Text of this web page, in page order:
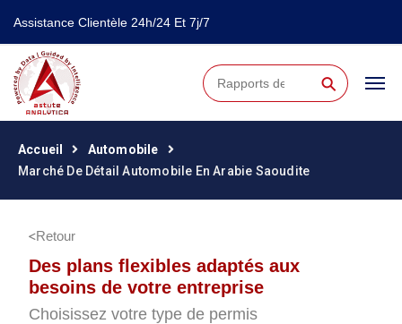
Assistance Clientèle 24h/24 Et 7j/7
⚲
Accueil
Automobile
Marché De Détail Automobile En Arabie Saoudite
Retour
Des plans flexibles adaptés aux
besoins de votre entreprise
Choisissez votre type de permis